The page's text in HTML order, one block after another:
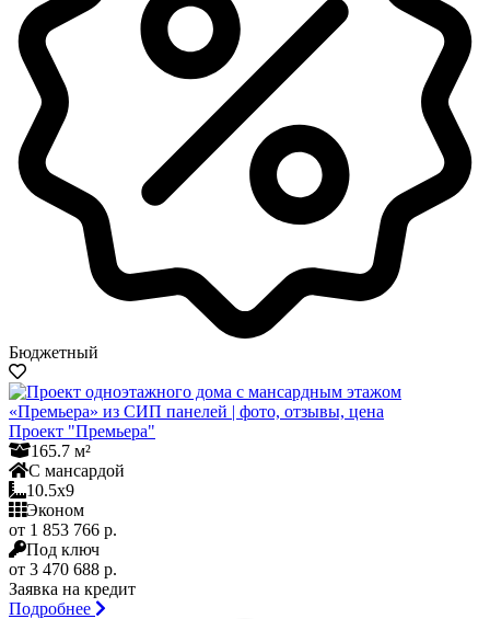
Бюджетный
Проект "Премьера"
165.7 м²
С мансардой
10.5x9
Эконом
от 1 853 766 р.
Под ключ
от 3 470 688 р.
Заявка на кредит
Подробнее